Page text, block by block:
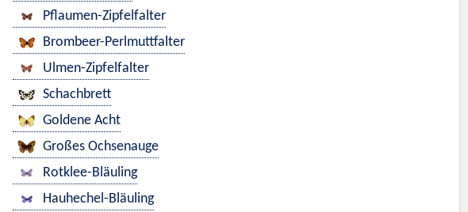
Pflaumen-Zipfelfalter
Brombeer-Perlmuttfalter
Ulmen-Zipfelfalter
Schachbrett
Goldene Acht
Großes Ochsenauge
Rotklee-Bläuling
Hauhechel-Bläuling